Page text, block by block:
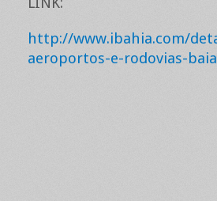
http://www.ibahia.com/
aeroportos-e-rodovias-